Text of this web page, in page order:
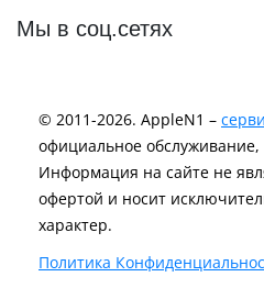
Мы в соц.сетях
© 2011-2026. AppleN1 –
официальное
Информация на сайте не
офертой и носит
характер.
Политика